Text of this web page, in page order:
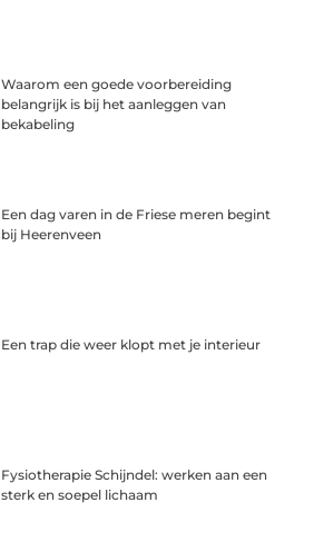
Waarom een goede voorbereiding
belangrijk is bij het aanleggen van
bekabeling
Een dag varen in de Friese meren begint
bij Heerenveen
Een trap die weer klopt met je interieur
Fysiotherapie Schijndel: werken aan een
sterk en soepel lichaam